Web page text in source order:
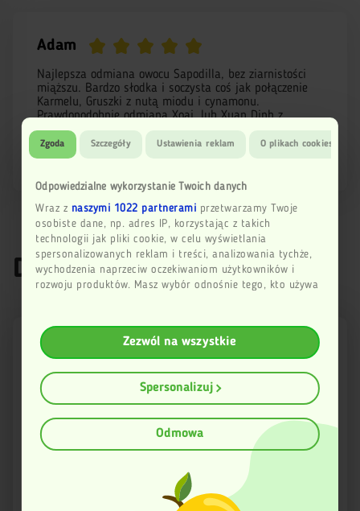
Zgoda Szczegóły Ustawienia reklam O plikach cookies
Odpowiedzialne wykorzystanie Twoich danych
Wraz z naszymi 1022 partneramiprzetwarzamy Twoje
osobiste dane, np. adres IP, korzystając z takich
technologii jak pliki cookie, w celu wyświetlania
spersonalizowanych reklam i treści, analizowania tychże,
wychodzenia naprzeciw oczekiwaniom użytkowników i
rozwoju produktów. Masz wybór odnośnie tego, kto używa
Jeśli wyrazisz na to zgodę, chcielibyśmy również:
Gromadzić dane dotyczące Twojej lokalizacji
Identyfikować Twoje urządzenie, aktywnie
analizując charakteryzującego je zbiory danych
Dowiedz się więcej odnośnie tego, jak Twoje osobiste dane
są przetwarzane oraz ustaw własne preferencje w
. W Deklaracji plików cookie możesz zmienić lub
wycofać swoją zgodę w dowolnej chwili.
Ta strona korzysta z plików cookies w celu poprawy
Zezwól na wszystkie
Spersonalizuj
Odmowa
Adam
Najlepsza odmiana owocu Sapodilla, bez ziarnistości
miąższu. Bardzo słodka i soczysta coś jak połączenie
Karmelu, Gruszki z nutą miodu i cynamonu.
Prawdopodobnie odmiana Xoai, lub Xuan Dinh z
Wietnamu. Polecam
08/06/2026
Dodaj recenzję
Ocena